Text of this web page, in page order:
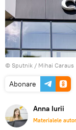
© Sputnik / Mihai Caraus
Abonare
Anna Iurii
Materialele